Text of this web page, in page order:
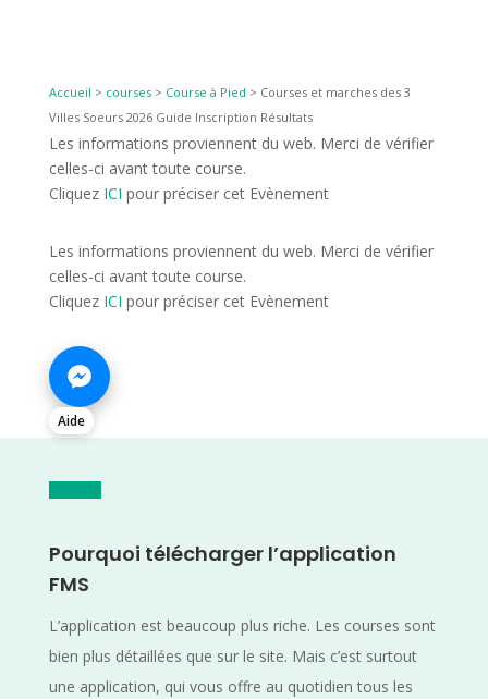
Accueil > courses> Course à Pied > Courses et marches des 3
Villes Soeurs 2026 Guide Inscription Résultats
Les informations proviennent du web. Merci de vérifier
celles-ci avant toute course.
Cliquez ICI pour préciser cet Evènement
Les informations proviennent du web. Merci de vérifier
celles-ci avant toute course.
Cliquez ICI pour préciser cet Evènement
Aide
Pourquoi télécharger l’application
FMS
L’application est beaucoup plus riche. Les courses sont
bien plus détaillées que sur le site. Mais c’est surtout
une application, qui vous offre au quotidien tous les